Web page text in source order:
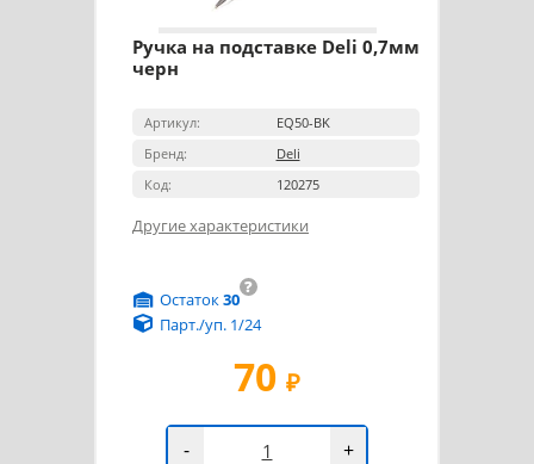
Ручка на подставке Deli 0,7мм
черн
Артикул:
EQ50-BK
Бренд:
Deli
Код:
120275
Другие характеристики
70 ₽
?
Остаток30
Парт./уп. 1/24
- +